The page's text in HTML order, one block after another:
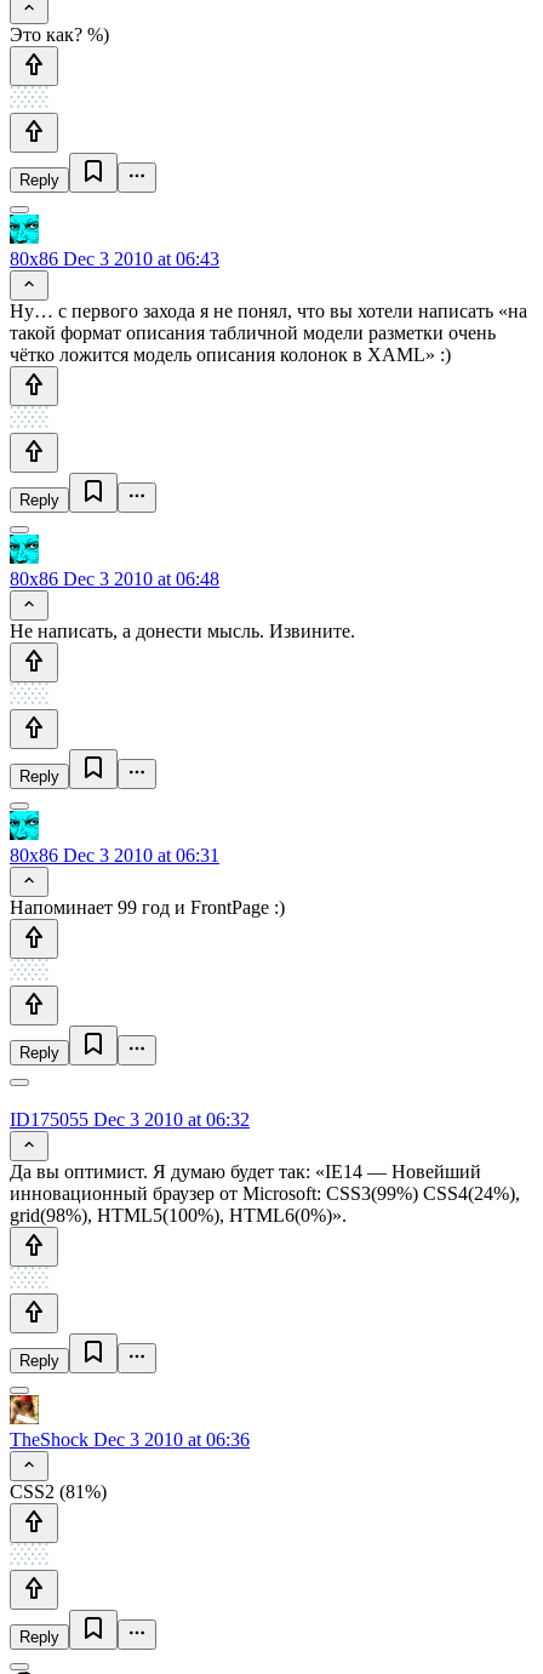
Это как? %)
Reply
80x86 Dec 3 2010 at 06:43
Ну… с первого захода я не понял, что вы хотели написать «на
такой формат описания табличной модели разметки очень
чётко ложится модель описания колонок в XAML» :)
Reply
80x86 Dec 3 2010 at 06:48
Не написать, а донести мысль. Извините.
Reply
80x86 Dec 3 2010 at 06:31
Напоминает 99 год и FrontPage :)
Reply
ID175055 Dec 3 2010 at 06:32
Да вы оптимист. Я думаю будет так: «IE14 — Новейший
инновационный браузер от Microsoft: CSS3(99%) CSS4(24%),
grid(98%), HTML5(100%), HTML6(0%)».
Reply
TheShock Dec 3 2010 at 06:36
CSS2 (81%)
Reply